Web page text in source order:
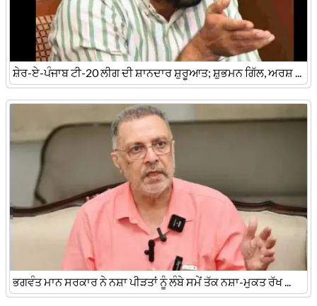
ਸ਼ੇਰ-ਏ-ਪੰਜਾਬ ਟੀ-20 ਲੀਗ ਦੀ ਸ਼ਾਨਦਾਰ ਸ਼ੁਰੂਆਤ; ਸ਼ੁਭਮਨ ਗਿੱਲ, ਅਰਸ਼ ...
ਭਗਵੰਤ ਮਾਨ ਸਰਕਾਰ ਨੇ ਨਸ਼ਾ ਪੀੜਤਾਂ ਨੂੰ ਲੰਬੇ ਸਮੇਂ ਤੱਕ ਨਸ਼ਾ-ਮੁਕਤ ਰੱਖ ...